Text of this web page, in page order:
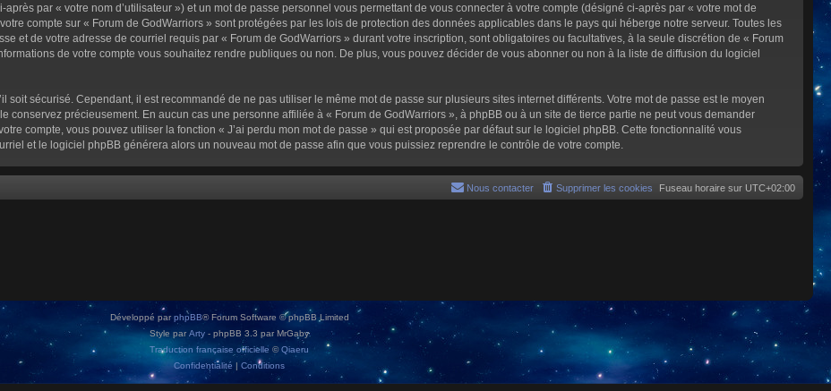
par « votre nom d’utilisateur ») et un mot de passe personnel vous permettant de vous connecter à votre compte (désigné ci-après par « votre mot de
compte sur « Forum de GodWarriors » sont protégées par les lois de protection des données applicables dans le pays qui héberge notre serveur. Toutes les
et de votre adresse de courriel requis par « Forum de GodWarriors » durant votre inscription, sont obligatoires ou facultatives, à la seule discrétion de « Forum
de votre compte vous souhaitez rendre publiques ou non. De plus, vous pouvez décider de vous abonner ou non à la liste de diffusion du logiciel
soit sécurisé. Cependant, il est recommandé de ne pas utiliser le même mot de passe sur plusieurs sites internet différents. Votre mot de passe est le moyen
conservez précieusement. En aucun cas une personne affiliée à « Forum de GodWarriors », à phpBB ou à un site de tierce partie ne peut vous demander
compte, vous pouvez utiliser la fonction « J’ai perdu mon mot de passe » qui est proposée par défaut sur le logiciel phpBB. Cette fonctionnalité vous
et le logiciel phpBB générera alors un nouveau mot de passe afin que vous puissiez reprendre le contrôle de votre compte.
Fuseau horaire sur UTC+02:00
Supprimer les cookies
Nous contacter
Développé parphpBB® Forum Software © phpBB Limited
Style par Arty - phpBB 3.3 par MrGaby
Traduction française officielle ©Qiaeru
Confidentialité | Conditions